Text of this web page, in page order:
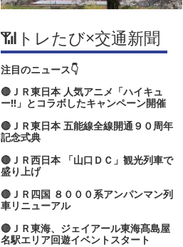
📶トレたび×交通新聞
注目のニュース👇
🔴ＪＲ東日本 人気アニメ「ハイキュ
ー‼」とコラボしたキャンペーン開催
🔴ＪＲ東日本 五能線全線開通９０周年
記念式典
🔴ＪＲ西日本 「山口ＤＣ」観光列車で
盛り上げ
🔴ＪＲ四国 ８０００系アンパンマン列
車リニューアル
🔴ＪＲ東海、ジェイアール東海髙島屋
名駅エリア回遊イベントスタート